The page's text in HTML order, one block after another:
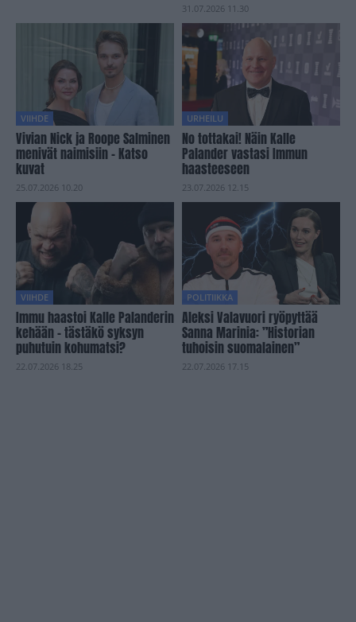
31.07.2026 11.30
VIIHDE
Vivian Nick ja Roope Salminen
menivät naimisiin – Katso
kuvat
25.07.2026 10.20
URHEILU
No tottakai! Näin Kalle
Palander vastasi Immun
haasteeseen
23.07.2026 12.15
VIIHDE
Immu haastoi Kalle Palanderin
kehään – tästäkö syksyn
puhutuin kohumatsi?
22.07.2026 18.25
POLITIIKKA
Aleksi Valavuori ryöpyttää
Sanna Marinia: ”Historian
tuhoisin suomalainen”
22.07.2026 17.15